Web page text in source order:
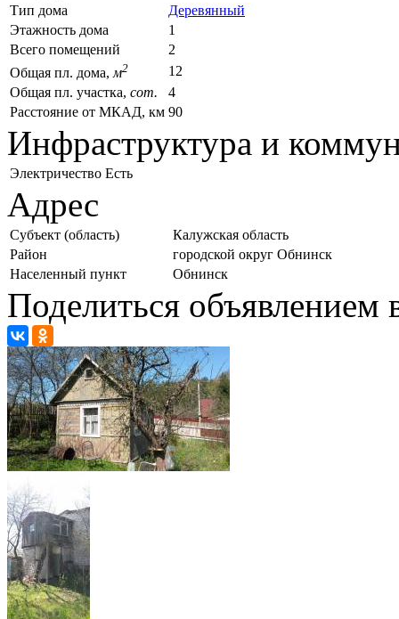
Тип дома
Деревянный
Этажность дома
1
Всего помещений
2
Общая пл. дома, м2
12
Общая пл. участка, сот.
4
Расстояние от МКАД, км 90
Инфраструктура и
Электричество Есть
Адрес
Субъект (область)
Калужская область
Район
городской округ Обнинск
Населенный пункт
Обнинск
Поделиться объявлением